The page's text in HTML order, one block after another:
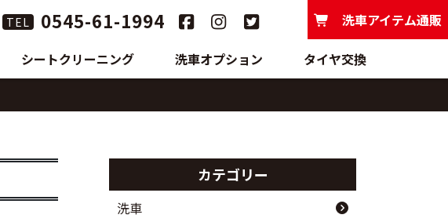
TEL 0545-61-1994
シートクリーニング 洗車オプション タイヤ交換
洗車アイテム通販
カテゴリー
洗車